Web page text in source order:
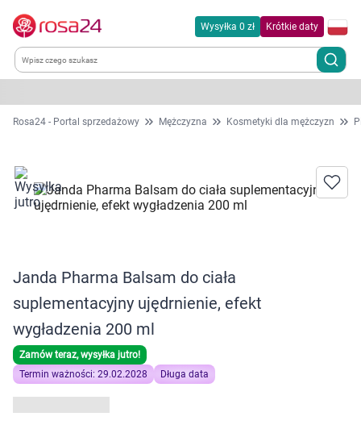
Wysyłka 0 zł Krótkie daty
Kategorie
Dla zwierząt
Zdrowie
Kobieta w ciąży i mama
Dziecko
Rosa24 - Portal sprzedażowy Mężczyzna Kosmetyki dla mężczyzn
Janda Pharma Balsam do ciała
suplementacyjny ujędrnienie, efekt
wygładzenia 200 ml
Zamów teraz, wysyłka jutro!
Termin ważności: 29.02.2028
Długa data